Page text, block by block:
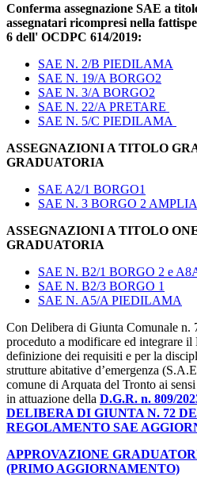
Conferma assegnazione SAE a
assegnatari ricompresi nella
6 dell' OCDPC 614/2019:
SAE N. 2/B PIEDILAMA
SAE N. 19/A BORGO2
SAE N. 3/A BORGO2
SAE N. 22/A PRETARE
SAE N. 5/C PIEDILAMA
ASSEGNAZIONI A TITOLO
GRADUATORIA
SAE A2/1 BORGO1
SAE N. 3 BORGO 2
ASSEGNAZIONI A TITOLO
GRADUATORIA
SAE N. B2/1 BORGO 2 e
SAE N. B2/3 BORGO 1
SAE N. A5/A PIEDILAMA
Con Delibera di Giunta Comunale n.
proceduto a modificare ed integrare il
definizione dei requisiti e per la
strutture abitative d’emergenza
comune di Arquata del Tronto ai
in attuazione della D.G.R. n. 809/
DELIBERA DI GIUNTA N. 72
REGOLAMENTO SAE
APPROVAZIONE
(PRIMO AGGIORNAMENTO)